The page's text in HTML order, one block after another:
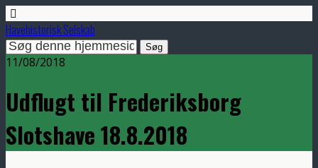
Havehistorisk Selskab
11/08/2018
Udflugt til Frederiksborg
Slotshave 18.8.2018